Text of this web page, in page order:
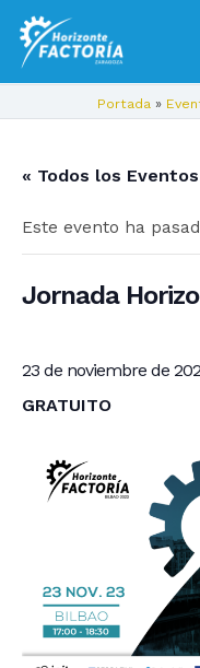
Portada »
« Todos los Eventos
Este evento ha
Jornada
23 de noviembre de
GRATUITO